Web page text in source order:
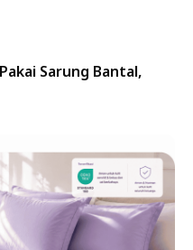
Sarung Bantal,